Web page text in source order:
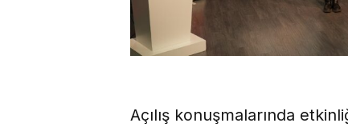
Açılış konuşmalarında